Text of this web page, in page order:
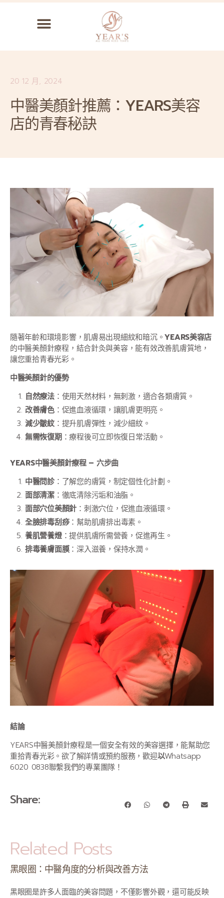
20 12 月, 2024
中醫美顏針推薦：YEARS美容
店的青春秘訣
隨著年齡和環境影響，肌膚易出現細紋和暗沉。YEARS美容店
的中醫美顏針療程，結合針灸與美容，能有效改善肌膚質地，
讓您重拾青春光彩。
中醫美顏針的優勢
自然療法：使用天然材料，無刺激，適合各類膚質。
改善膚色：促進血液循環，讓肌膚更明亮。
減少皺紋：提升肌膚彈性，減少細紋。
無需恢復期：療程後可立即恢復日常活動。
YEARS中醫美顏針療程 – 六步曲
中醫問診：了解您的膚質，制定個性化計劃。
面部清潔：徹底清除污垢和油脂。
面部穴位美顏針 ：刺激穴位，促進血液循環。
全臉排毒刮痧：幫助肌膚排出毒素。
養肌營養燈：提供肌膚所需營養，促進再生。
排毒養膚面膜：深入滋養，保持水潤。
結論
YEARS中醫美顏針療程是一個安全有效的美容選擇，能幫助您
重拾青春光彩。欲了解詳情或預約服務，歡迎以Whatsapp
6020 0838聯繫我們的專業團隊！
Share:
Related Posts
黑眼圈：中醫角度的分析與改善方法
黑眼圈是許多人面臨的美容問題，不僅影響外觀，還可能反映